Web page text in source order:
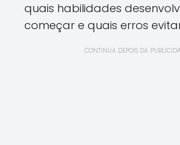
quais habilidades
começar e quais erros
CONTINUA DEPOIS DA